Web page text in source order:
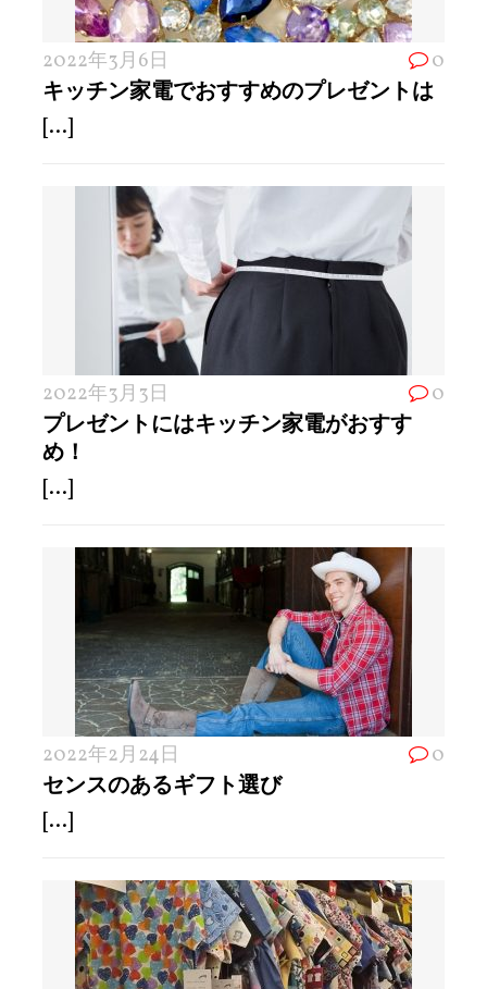
2022年3月6日 0
キッチン家電でおすすめのプレゼントは
[...]
2022年3月3日 0
プレゼントにはキッチン家電がおすす
め！
[...]
2022年2月24日 0
センスのあるギフト選び
[...]